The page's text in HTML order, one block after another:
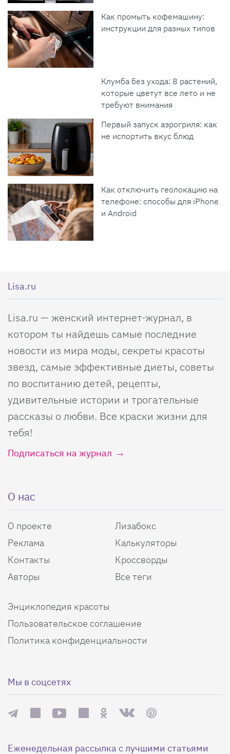
Как промыть кофемашину:
инструкции для разных типов
Клумба без ухода: 8 растений,
которые цветут все лето и не
требуют внимания
Первый запуск аэрогриля: как
не испортить вкус блюд
Как отключить геолокацию на
телефоне: способы для iPhone
и Android
Lisa.ru
Lisa.ru — женский интернет-журнал, в
котором ты найдешь самые последние
новости из мира моды, секреты красоты
звезд, самые эффективные диеты, советы
по воспитанию детей, рецепты,
удивительные истории и трогательные
рассказы о любви. Все краски жизни для
тебя!
Подписаться на журнал
О нас
О проекте
Реклама
Контакты
Авторы
Лизабокс
Калькуляторы
Кроссворды
Все теги
Энциклопедия красоты
Пользовательское соглашение
Политика конфиденциальности
Мы в соцсетях
Еженедельная рассылка с лучшими статьями